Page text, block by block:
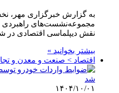
به گزارش خبرگزاری مهر،
مجموعه‌نشست‌های راهبردی
نقش دیپلماسی اقتصادی
بیشتر بخوانید »
اقتصاد > صنعت و معدن و
۱۴۰۴/۱۰/۰۱